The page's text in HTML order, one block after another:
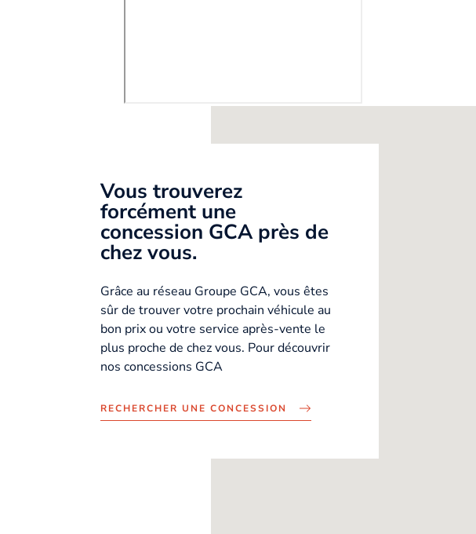
Vous trouverez
forcément une
concession GCA près de
chez vous.
Grâce au réseau Groupe GCA, vous êtes
sûr de trouver votre prochain véhicule au
bon prix ou votre service après-vente le
plus proche de chez vous. Pour découvrir
nos concessions GCA
RECHERCHER UNE CONCESSION